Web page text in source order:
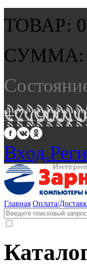
ТОВАР: 0
СУММА:
+7 (900)
Вход.
Главная Оплата/